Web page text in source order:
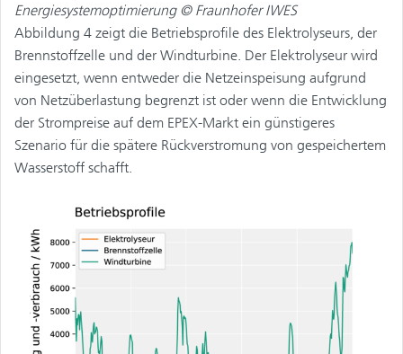
Energiesystemoptimierung © Fraunhofer IWES
Abbildung 4 zeigt die Betriebsprofile des Elektrolyseurs, der
Brennstoffzelle und der Windturbine. Der Elektrolyseur wird
eingesetzt, wenn entweder die Netzeinspeisung aufgrund
von Netzüberlastung begrenzt ist oder wenn die Entwicklung
der Strompreise auf dem EPEX-Markt ein günstigeres
Szenario für die spätere Rückverstromung von gespeichertem
Wasserstoff schafft.